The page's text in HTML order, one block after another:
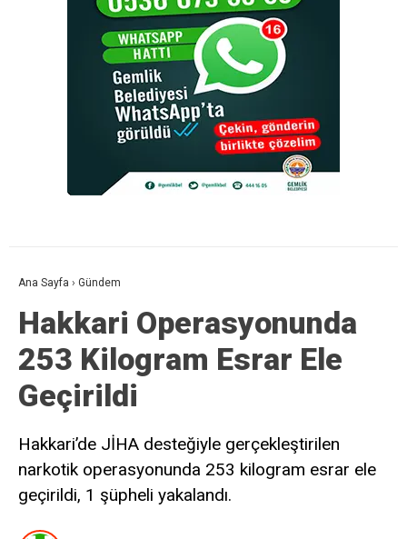
Ana Sayfa › Gündem
Hakkari Operasyonunda
253 Kilogram Esrar Ele
Geçirildi
Hakkari’de JİHA desteğiyle gerçekleştirilen
narkotik operasyonunda 253 kilogram esrar ele
geçirildi, 1 şüpheli yakalandı.